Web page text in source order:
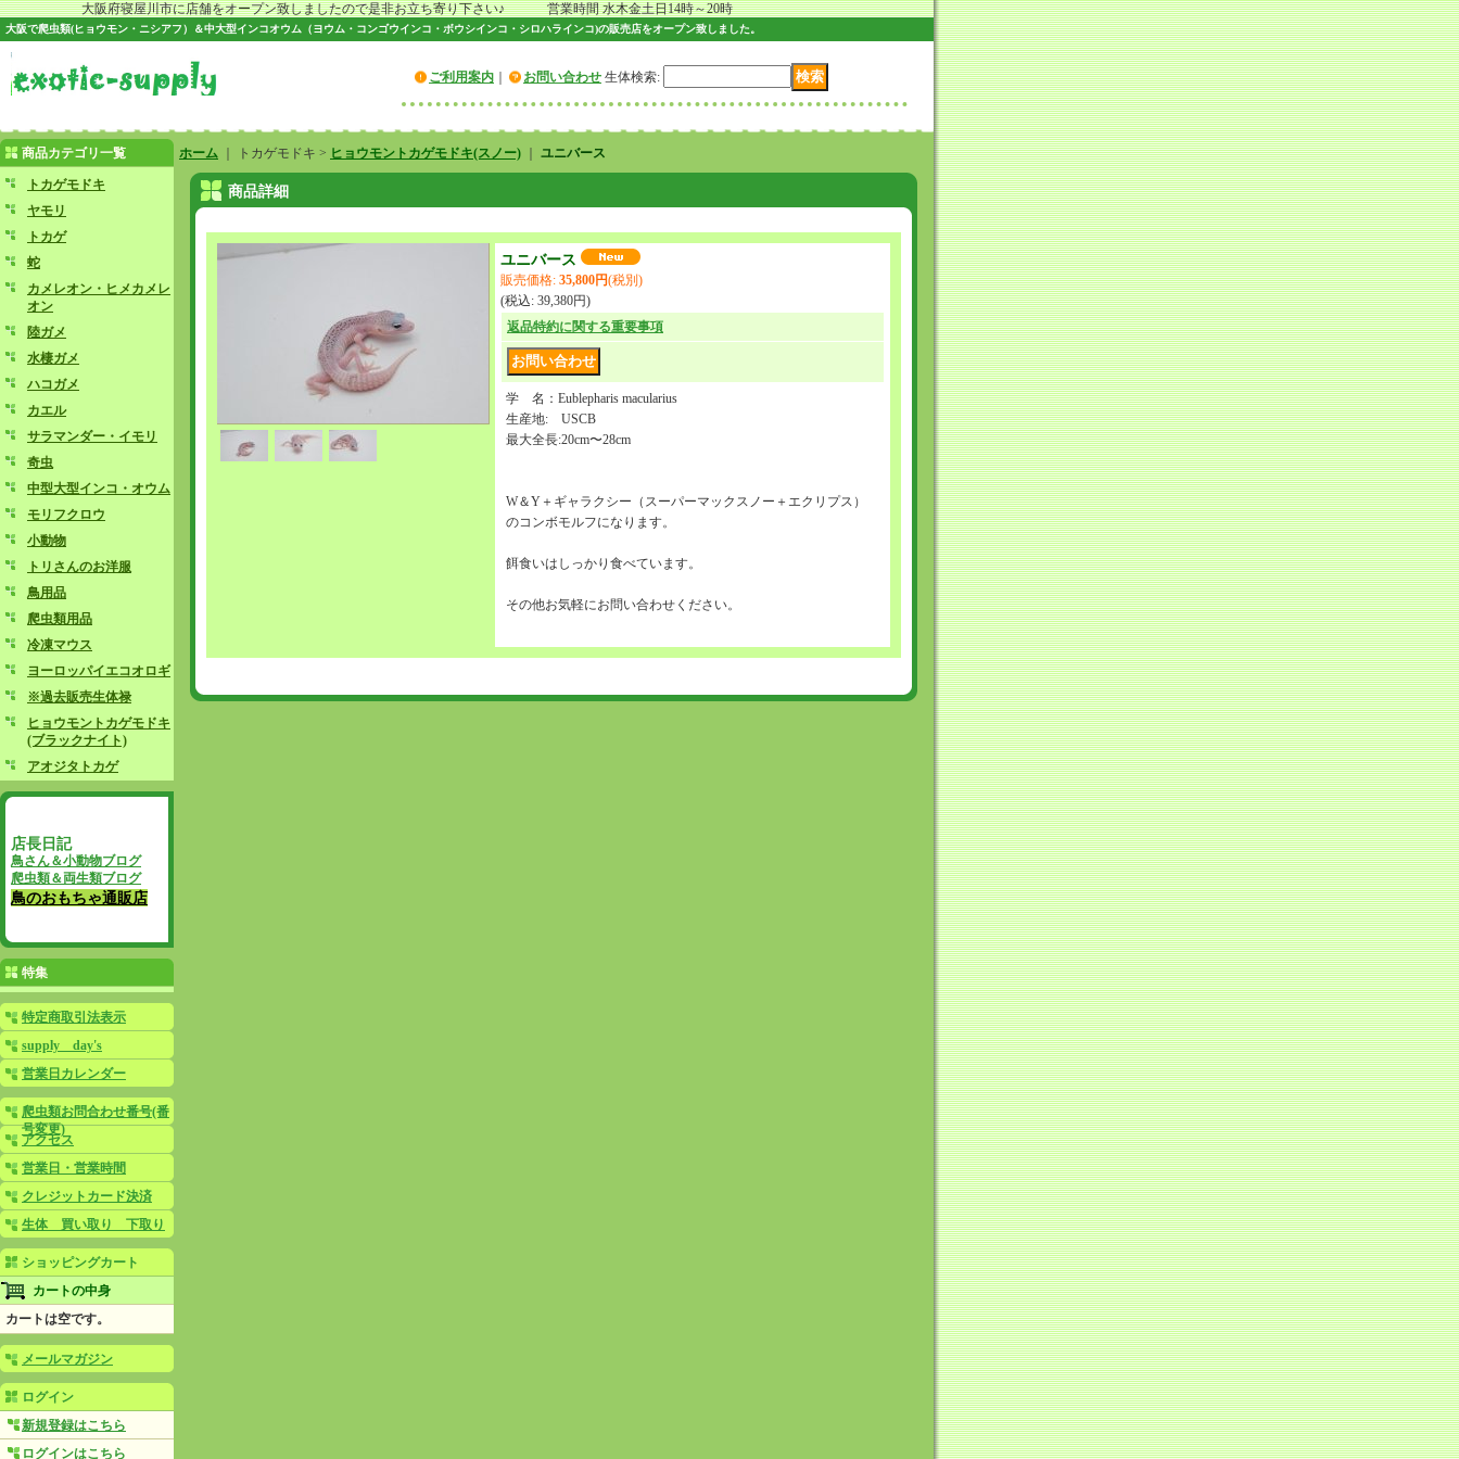
大阪府寝屋川市に店舗をオープン致しましたので是非お立ち寄り下さい♪ 営業時間 水木金土日14時～20時
大阪で爬虫類(ヒョウモン・ニシアフ）＆中大型インコオウム（ヨウム・コンゴウインコ・ボウシインコ・シロハラインコ)の販売店をオープン致しました。
ご利用案内 お問い合わせ 生体検索:
商品カテゴリ一覧
トカゲモドキ
ヤモリ
トカゲ
蛇
カメレオン・ヒメカメレ
オン
陸ガメ
水棲ガメ
ハコガメ
カエル
サラマンダー・イモリ
奇虫
中型大型インコ・オウム
モリフクロウ
小動物
トリさんのお洋服
鳥用品
爬虫類用品
冷凍マウス
ヨーロッパイエコオロギ
※過去販売生体禄
ヒョウモントカゲモドキ
(ブラックナイト)
アオジタトカゲ
店長日記
鳥さん＆小動物ブログ
爬虫類＆両生類ブログ
鳥のおもちゃ通販店
特集
特定商取引法表示
supply day's
営業日カレンダー
爬虫類お問合わせ番号(番
号変更)
アクセス
営業日・営業時間
クレジットカード決済
生体 買い取り 下取り
ショッピングカート
カートの中身
カートは空です。
メールマガジン
ログイン
新規登録はこちら
ログインはこちら
ホーム ｜ トカゲモドキ > ヒョウモントカゲモドキ(スノー) ユニバース
商品詳細
ユニバース
販売価格: 35,800円(税別)
(税込: 39,380円)
返品特約に関する重要事項
学 名：Eublepharis macularius
生産地: USCB
最大全長:20cm〜28cm
W＆Y＋ギャラクシー（スーパーマックスノー＋エクリプス）
のコンボモルフになります。
餌食いはしっかり食べています。
その他お気軽にお問い合わせください。